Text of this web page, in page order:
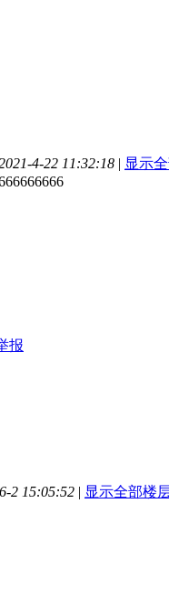
4-22 11:32:18 | 显示
报
2 15:05:52 | 显示全部楼